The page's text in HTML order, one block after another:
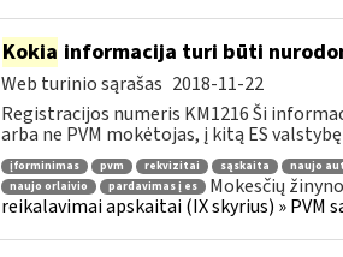
Kokia informacija turi būti
Web turinio sąrašas 2018-11-22
Registracijos numeris KM1216 Ši
arba ne PVM mokėtojas, į kitą ES
įforminimas pvm rekvizitai sąskaita naujo
naujo orlaivio
pardavimas į es Mokesčių
reikalavimai apskaitai (IX skyrius) »